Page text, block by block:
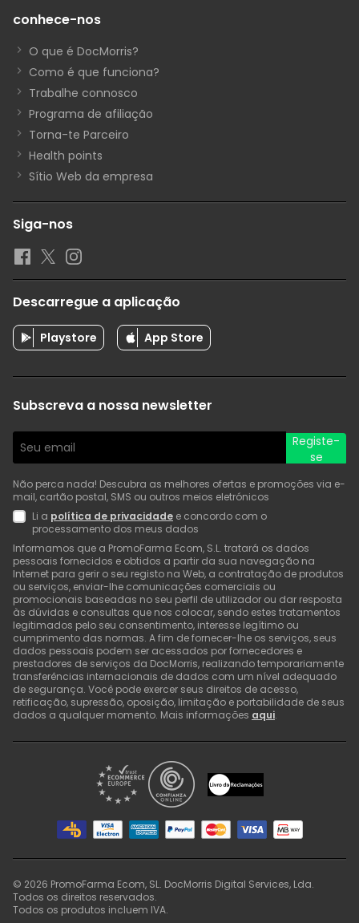
conhece-nos
O que é DocMorris?
Como é que funciona?
Trabalhe connosco
Programa de afiliação
Torna-te Parceiro
Health points
Sítio Web da empresa
Siga-nos
Descarregue a aplicação
Playstore App Store
Subscreva a nossa newsletter
Registe-
se
Não perca nada! Descubra as melhores ofertas e promoções via e-
mail, cartão postal, SMS ou outros meios eletrónicos
Li a política de privacidade e concordo com o
processamento dos meus dados
Informamos que a PromoFarma Ecom, S.L. tratará os dados
pessoais fornecidos e obtidos a partir da sua navegação na
Internet para gerir o seu registo na Web, a contratação de produtos
ou serviços, enviar-lhe comunicações comerciais ou
promocionais baseadas no seu perfil de utilizador ou dar resposta
às dúvidas e consultas que nos colocar, sendo estes tratamentos
legitimados pelo seu consentimento, interesse legítimo ou
cumprimento das normas. A fim de fornecer-lhe os serviços, seus
dados pessoais podem ser acessados por fornecedores e
prestadores de serviços da DocMorris, realizando temporariamente
transferências internacionais de dados com um nível adequado
de segurança. Você pode exercer seus direitos de acesso,
retificação, supressão, oposição, limitação e portabilidade de seus
dados a qualquer momento. Mais informações aqui.
© 2026 PromoFarma Ecom, SL. DocMorris Digital Services, Lda.
Todos os direitos reservados.
Todos os produtos incluem IVA.